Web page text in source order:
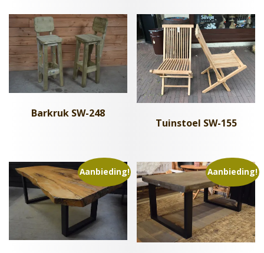
Barkruk SW-248
Tuinstoel SW-155
Aanbieding! Aanbieding!